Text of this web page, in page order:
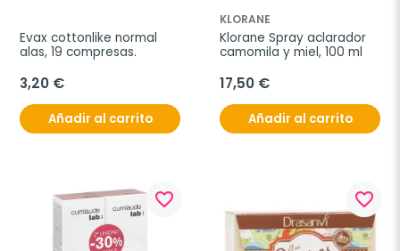
Evax cottonlike normal
alas, 19 compresas.
3,20 €
Añadir al carrito
KLORANE
Klorane Spray aclarador
camomila y miel, 100 ml
17,50 €
Añadir al carrito
favorite_border favorite_border